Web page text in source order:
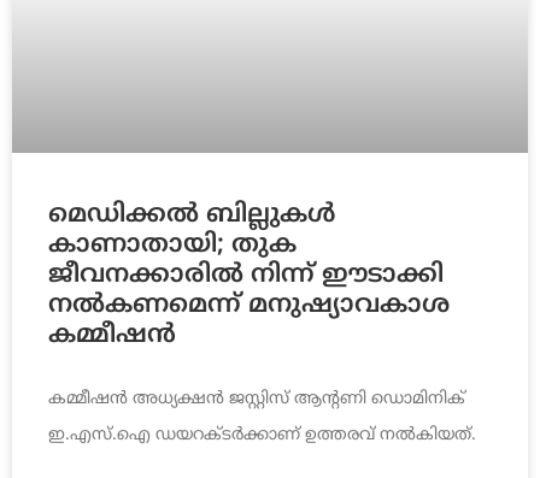
മെഡിക്കല്‍ ബില്ലുകള്‍
കാണാതായി; തുക
ജീവനക്കാരില്‍ നിന്ന് ഈടാക്കി
നല്‍കണമെന്ന് മനുഷ്യാവകാശ
കമ്മീഷന്‍
കമ്മീഷന്‍ അധ്യക്ഷന്‍ ജസ്റ്റിസ് ആന്റണി ഡൊമിനിക്
ഇ.എസ്.‌ഐ ഡയറക്ടര്‍ക്കാണ് ഉത്തരവ് നല്‍കിയത്.